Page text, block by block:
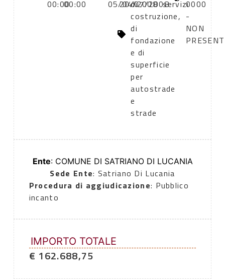
00:0000:00
05/04/2008
20/07/2008
di
costruzione,
di
fondazione
e di
superficie
per
autostrade
e
strade
servizi0000
-
NON
Ente: COMUNE DI SATRIANO DI LUCANIA
Sede Ente: Satriano Di Lucania
Procedura di aggiudicazione: Pubblico
incanto
IMPORTO TOTALE
€ 162.688,75